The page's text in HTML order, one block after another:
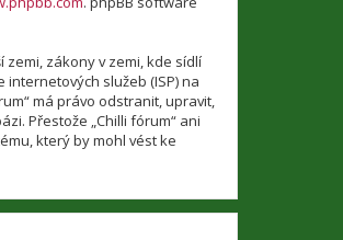
zákony v zemi, kde sídlí
služeb (ISP) na
má právo odstranit, upravit,
Přestože „Chilli fórum“ ani
který by mohl vést ke